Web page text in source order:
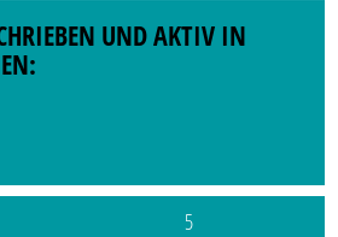
UND AKTIV IN
5